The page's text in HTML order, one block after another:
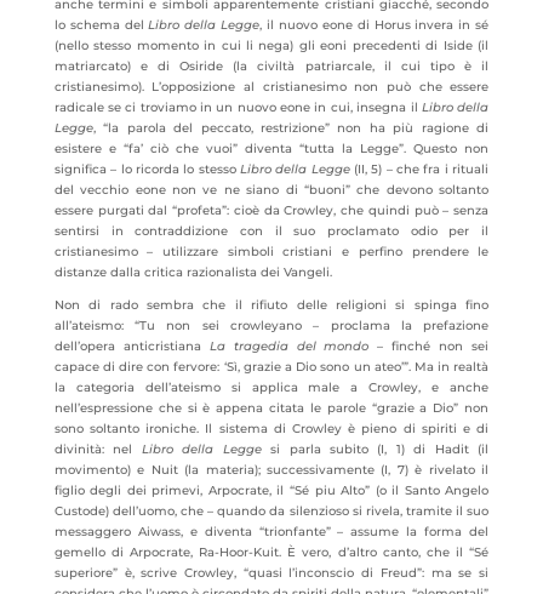
anche termini e simboli apparentemente cristiani giacché, secondo
lo schema delLibro della Legge, il nuovo eone di Horus invera in sé
(nello stesso momento in cui li nega) gli eoni precedenti di Iside (il
matriarcato) e di Osiride (la civiltà patriarcale, il cui tipo è il
cristianesimo). L’opposizione al cristianesimo non può che essere
radicale se ci troviamo in un nuovo eone in cui, insegna il Libro della
Legge, “la parola del peccato, restrizione” non ha più ragione di
esistere e “fa’ ciò che vuoi” diventa “tutta la Legge”. Questo non
significa – lo ricorda lo stesso Libro della Legge(II, 5) – che fra i rituali
del vecchio eone non ve ne siano di “buoni” che devono soltanto
essere purgati dal “profeta”: cioè da Crowley, che quindi può – senza
sentirsi in contraddizione con il suo proclamato odio per il
cristianesimo – utilizzare simboli cristiani e perfino prendere le
distanze dalla critica razionalista dei Vangeli.
Non di rado sembra che il rifiuto delle religioni si spinga fino
all’ateismo: “Tu non sei crowleyano – proclama la prefazione
dell’opera anticristiana La tragedia del mondo – finché non sei
capace di dire con fervore: ‘Sì, grazie a Dio sono un ateo’”. Ma in realtà
la categoria dell’ateismo si applica male a Crowley, e anche
nell’espressione che si è appena citata le parole “grazie a Dio” non
sono soltanto ironiche. Il sistema di Crowley è pieno di spiriti e di
divinità: nel Libro della Leggesi parla subito (I, 1) di Hadit (il
movimento) e Nuit (la materia); successivamente (I, 7) è rivelato il
figlio degli dei primevi, Arpocrate, il “Sé piu Alto” (o il Santo Angelo
Custode) dell’uomo, che – quando da silenzioso si rivela, tramite il suo
messaggero Aiwass, e diventa “trionfante” – assume la forma del
gemello di Arpocrate, Ra-Hoor-Kuit. È vero, d’altro canto, che il “Sé
superiore” è, scrive Crowley, “quasi l’inconscio di Freud”: ma se si